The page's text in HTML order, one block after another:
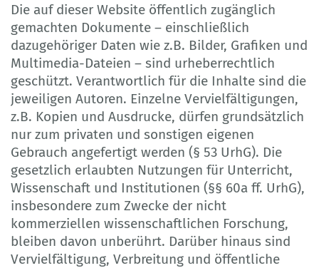
Die auf dieser Website öffentlich zugänglich
gemachten Dokumente – einschließlich
dazugehöriger Daten wie z.B. Bilder, Grafiken und
Multimedia-Dateien – sind urheberrechtlich
geschützt. Verantwortlich für die Inhalte sind die
jeweiligen Autoren. Einzelne Vervielfältigungen,
z.B. Kopien und Ausdrucke, dürfen grundsätzlich
nur zum privaten und sonstigen eigenen
Gebrauch angefertigt werden (§ 53 UrhG). Die
gesetzlich erlaubten Nutzungen für Unterricht,
Wissenschaft und Institutionen (§§ 60a ff. UrhG),
insbesondere zum Zwecke der nicht
kommerziellen wissenschaftlichen Forschung,
bleiben davon unberührt. Darüber hinaus sind
Vervielfältigung, Verbreitung und öffentliche